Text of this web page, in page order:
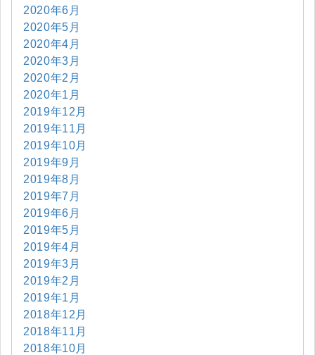
2020年6月
2020年5月
2020年4月
2020年3月
2020年2月
2020年1月
2019年12月
2019年11月
2019年10月
2019年9月
2019年8月
2019年7月
2019年6月
2019年5月
2019年4月
2019年3月
2019年2月
2019年1月
2018年12月
2018年11月
2018年10月